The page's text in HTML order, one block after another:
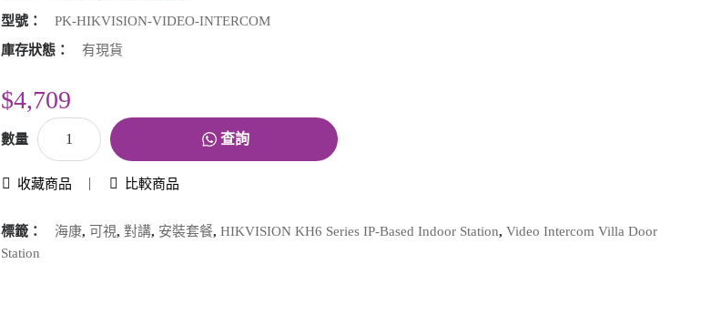
型號：
PK-HIKVISION-VIDEO-INTERCOM
庫存狀態：
有現貨
$4,709
數量 查詢
收藏商品 比較商品
標籤： 海康, 可視, 對講, 安裝套餐, HIKVISION KH6 Series IP-Based Indoor Station, Video Intercom Villa Door
Station